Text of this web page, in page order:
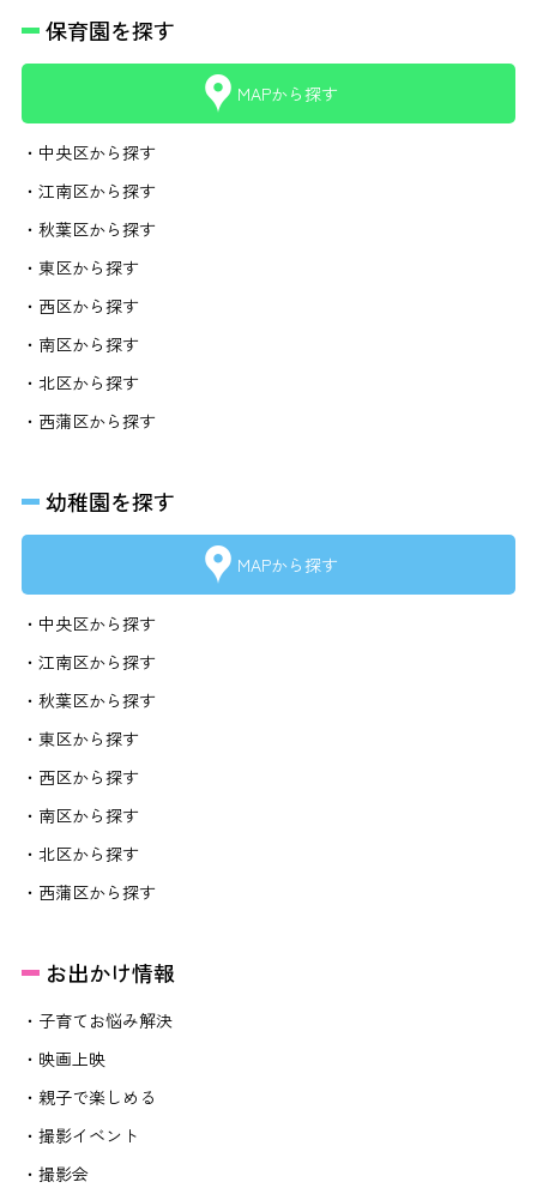
保育園を探す
MAPから探す
・中央区から探す
・江南区から探す
・秋葉区から探す
・東区から探す
・西区から探す
・南区から探す
・北区から探す
・西蒲区から探す
幼稚園を探す
MAPから探す
・中央区から探す
・江南区から探す
・秋葉区から探す
・東区から探す
・西区から探す
・南区から探す
・北区から探す
・西蒲区から探す
お出かけ情報
・子育てお悩み解決
・映画上映
・親子で楽しめる
・撮影イベント
・撮影会